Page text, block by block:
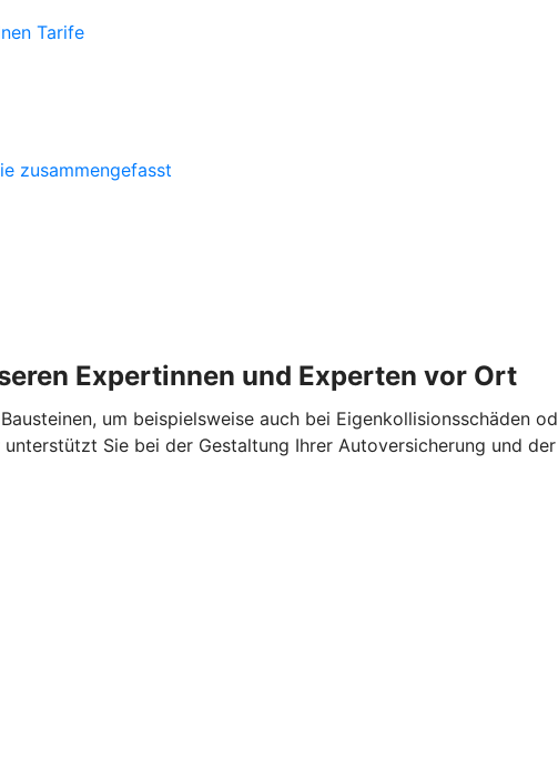
Tarife
zusammengefasst
Expertinnen und Experten vor Ort
um beispielsweise auch bei Eigenkollisionsschäden
Sie bei der Gestaltung Ihrer Autoversicherung und